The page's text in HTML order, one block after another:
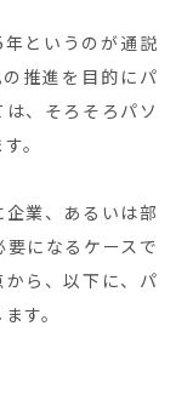
というのが通説
推進を目的にパ
、そろそろパソ
。
業、あるいは部
になるケースで
ら、以下に、パ
す。